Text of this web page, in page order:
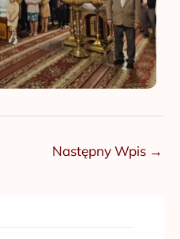
Następny Wpis →